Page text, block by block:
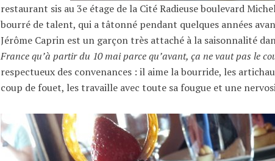
restaurant sis au 3e étage de la Cité Radieuse boulevard
bourré de talent, qui a tâtonné pendant quelques années
Jérôme Caprin est un garçon très attaché à la saisonnalité
France qu’à partir du 10 mai parce qu’avant, ça ne vaut pas le
respectueux des convenances : il aime la bourride, les
coup de fouet, les travaille avec toute sa fougue et une